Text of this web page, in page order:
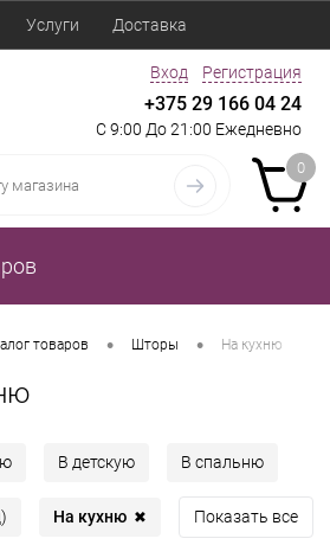
Услуги Доставка
Вход Регистрация
+375 29 166 04 24
С 9:00 До 21:00 Ежедневно
0
товаров • Шторы • На кухню
В детскую В спальню
На кухню ✖ Показать все